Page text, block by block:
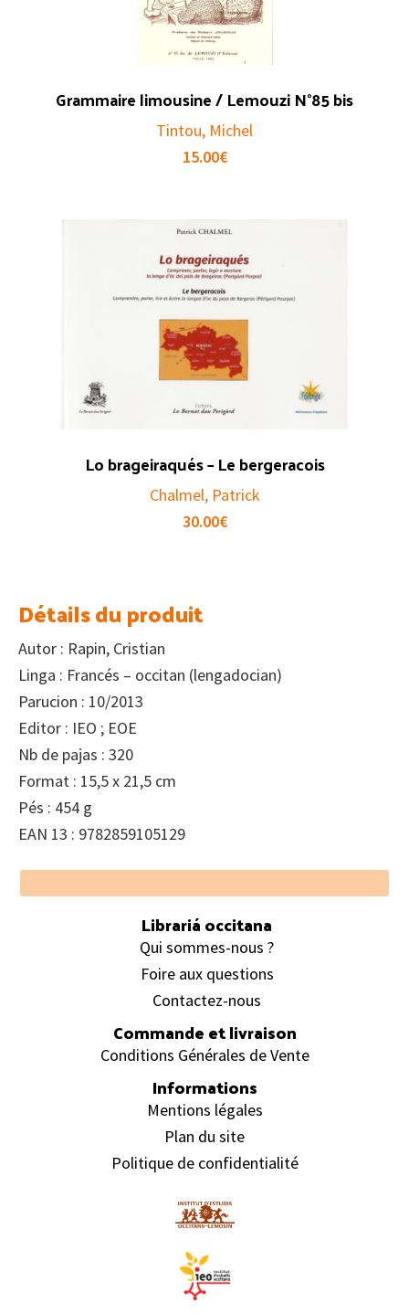
Grammaire limousine / Lemouzi N°85 bis
Tintou, Michel
15.00€
Lo brageiraqués – Le bergeracois
Chalmel, Patrick
30.00€
Détails du produit
Autor : Rapin, Cristian
Linga : Francés – occitan (lengadocian)
Parucion : 10/2013
Editor : IEO ; EOE
Nb de pajas : 320
Format : 15,5 x 21,5 cm
Pés : 454 g
EAN 13 : 9782859105129
Footer
Librariá occitana
Qui sommes-nous ?
Foire aux questions
Contactez-nous
Commande et livraison
Conditions Générales de Vente
Informations
Mentions légales
Plan du site
Politique de confidentialité